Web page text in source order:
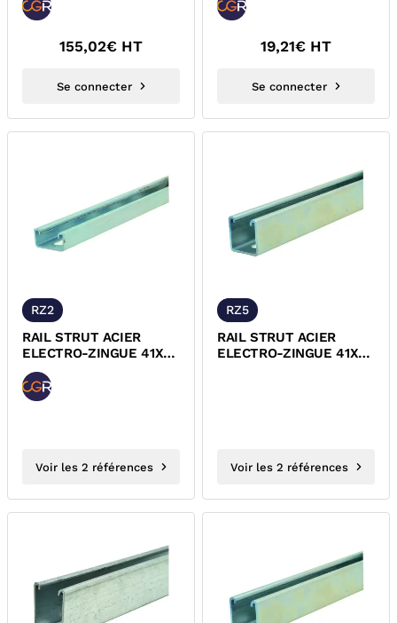
155,02€ HT
Se connecter
19,21€ HT
Se connecter
RZ2
RAIL STRUT ACIER
ELECTRO-ZINGUE 41X21
RZ2
Voir les 2 références
RZ5
RAIL STRUT ACIER
ELECTRO-ZINGUE 41X41
Voir les 2 références